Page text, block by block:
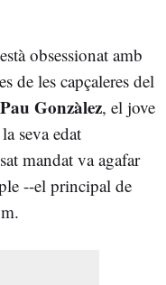
obsessionat amb
de les capçaleres del
Pau Gonzàlez, el jove
seva edat
mandat va agafar
--el principal de